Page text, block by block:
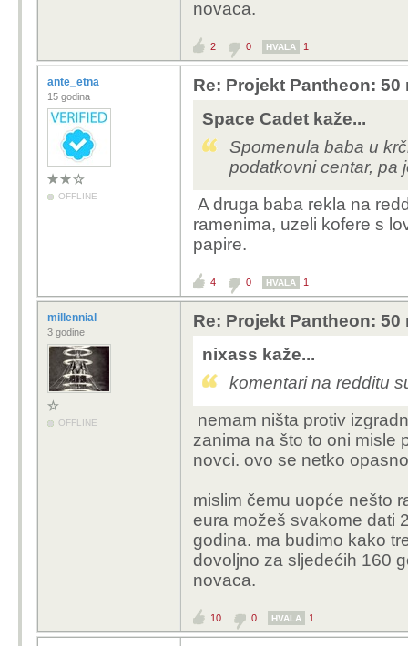
novaca.
2 0 HVALA 1
ante_etna
15 godina
OFFLINE
Re: Projekt Pantheon:
Space Cadet kaže...
Spomenula baba u
podatkovni centar, pa
A druga baba rekla na
ramenima, uzeli kofere s
papire.
4 0 HVALA 1
millennial
3 godine
OFFLINE
Re: Projekt Pantheon:
nixass kaže...
komentari na redditu
nemam ništa protiv
zanima na što to oni misle
novci. ovo se netko
mislim čemu uopće nešto
eura možeš svakome dati
godina. ma budimo kako
dovoljno za sljedećih 160
novaca.
10 0 HVALA 1